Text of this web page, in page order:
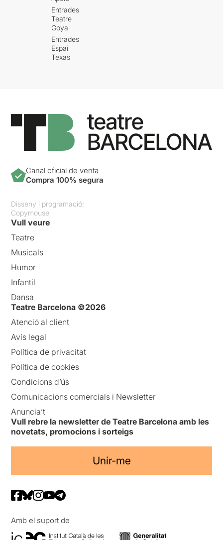
Entrades
Teatre
Goya
Entrades
Espai
Texas
Canal oficial de venta
Compra 100% segura
Disseny i programació:
Copymouse
Vull veure
Teatre
Musicals
Humor
Infantil
Dansa
Teatre Barcelona ©2026
Atenció al client
Avís legal
Política de privacitat
Política de cookies
Condicions d’ús
Comunicacions comercials i Newsletter
Anuncia’t
Vull rebre la newsletter de Teatre Barcelona amb les
novetats, promocions i sorteigs
Unir-me
Amb el suport de